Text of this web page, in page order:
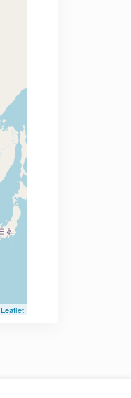
Leaflet